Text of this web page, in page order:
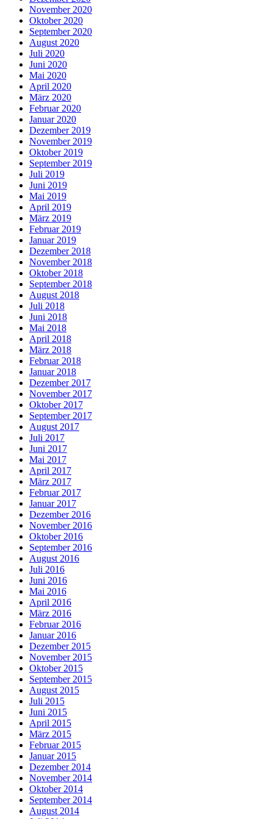
November 2020
Oktober 2020
September 2020
August 2020
Juli 2020
Juni 2020
Mai 2020
April 2020
März 2020
Februar 2020
Januar 2020
Dezember 2019
November 2019
Oktober 2019
September 2019
Juli 2019
Juni 2019
Mai 2019
April 2019
März 2019
Februar 2019
Januar 2019
Dezember 2018
November 2018
Oktober 2018
September 2018
August 2018
Juli 2018
Juni 2018
Mai 2018
April 2018
März 2018
Februar 2018
Januar 2018
Dezember 2017
November 2017
Oktober 2017
September 2017
August 2017
Juli 2017
Juni 2017
Mai 2017
April 2017
März 2017
Februar 2017
Januar 2017
Dezember 2016
November 2016
Oktober 2016
September 2016
August 2016
Juli 2016
Juni 2016
Mai 2016
April 2016
März 2016
Februar 2016
Januar 2016
Dezember 2015
November 2015
Oktober 2015
September 2015
August 2015
Juli 2015
Juni 2015
April 2015
März 2015
Februar 2015
Januar 2015
Dezember 2014
November 2014
Oktober 2014
September 2014
August 2014